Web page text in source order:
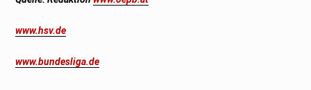
www.hsv.de
www.bundesliga.de